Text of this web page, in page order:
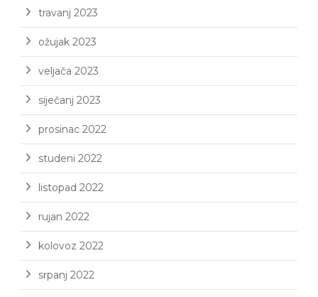
travanj 2023
ožujak 2023
veljača 2023
siječanj 2023
prosinac 2022
studeni 2022
listopad 2022
rujan 2022
kolovoz 2022
srpanj 2022